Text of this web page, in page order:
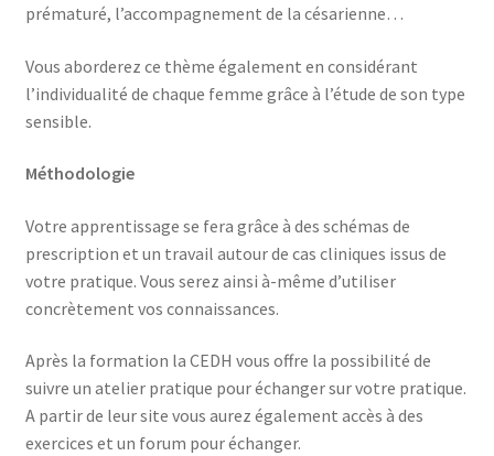
prématuré, l’accompagnement de la césarienne…
Vous aborderez ce thème également en considérant
l’individualité de chaque femme grâce à l’étude de son type
sensible.
Méthodologie
Votre apprentissage se fera grâce à des schémas de
prescription et un travail autour de cas cliniques issus de
votre pratique. Vous serez ainsi à-même d’utiliser
concrètement vos connaissances.
Après la formation la CEDH vous offre la possibilité de
suivre un atelier pratique pour échanger sur votre pratique.
A partir de leur site vous aurez également accès à des
exercices et un forum pour échanger.